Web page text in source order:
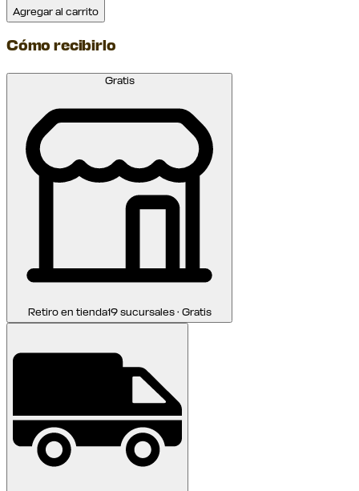
Agregar al carrito
Cómo recibirlo
Gratis
Retiro en tienda19 sucursales · Gratis